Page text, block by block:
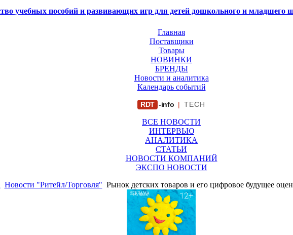
учебных пособий и развивающих игр для детей дошкольного и младшего
Главная
Поставщики
Товары
НОВИНКИ
БРЕНДЫ
Новости и аналитика
Календарь событий
RDT -info | TECH
ВСЕ НОВОСТИ
ИНТЕРВЬЮ
АНАЛИТИКА
СТАТЬИ
НОВОСТИ КОМПАНИЙ
ЭКСПО НОВОСТИ
Новости "Ритейл/Торговля" Рынок детских товаров и его цифровое будущее
РЕКЛАМА